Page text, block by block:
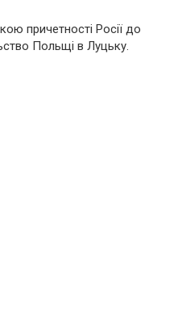
причетності Росії до
Польщі в Луцьку.